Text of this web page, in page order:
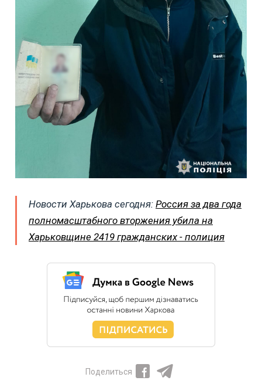
Новости Харькова сегодня: Россия за два года
полномасштабного вторжения убила на
Харьковщине 2419 гражданских - полиция
Поделиться